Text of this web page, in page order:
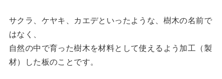
サクラ、ケヤキ、カエデといったような、樹木の名前で
はなく、
自然の中で育った樹木を材料として使えるよう加工（製
材）した板のことです。